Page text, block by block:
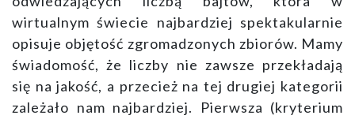
wirtualnym świecie najbardziej spektakularnie
opisuje objętość zgromadzonych zbiorów. Mamy
świadomość, że liczby nie zawsze przekładają
się na jakość, a przecież na tej drugiej kategorii
zależało nam najbardziej. Pierwsza (kryterium